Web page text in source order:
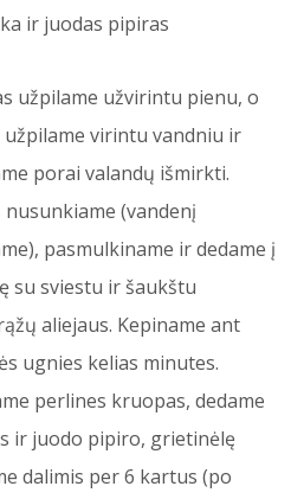
ir juodas pipiras
užpilame užvirintu pienu, o
virintu vandniu ir
porai valandų išmirkti.
nusunkiame (vandenį
pasmulkiname ir dedame į
su sviestu ir šaukštu
aliejaus. Kepiname ant
ugnies kelias minutes.
perlines kruopas, dedame
ir juodo pipiro, grietinėlę
dalimis per 6 kartus (po